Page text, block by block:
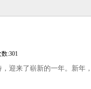
:301
迎来了崭新的一年。新年